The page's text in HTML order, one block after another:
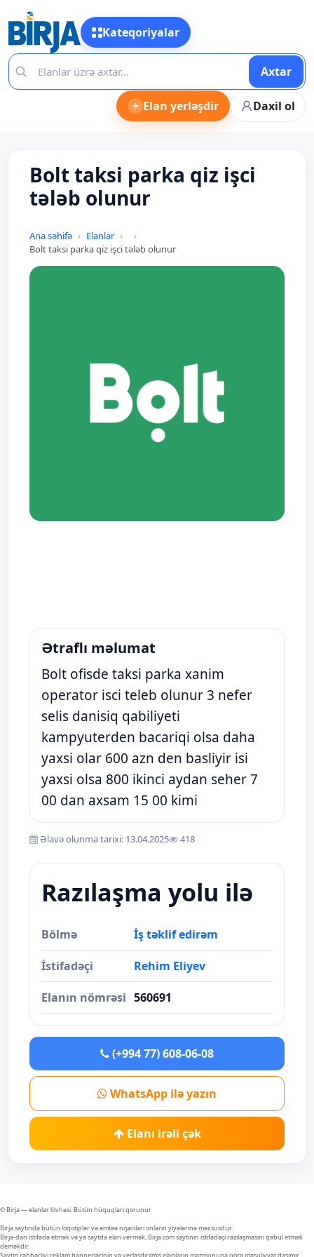
Kateqoriyalar
Axtar
+ Elan yerləşdir Daxil ol
Bolt taksi parka qiz işci
tələb olunur
Ana səhifə
Elanlar
Bolt taksi parka qiz işci tələb olunur
Ətraflı məlumat
Bolt ofisde taksi parka xanim
operator isci teleb olunur 3 nefer
selis danisiq qabiliyeti
kampyuterden bacariqi olsa daha
yaxsi olar 600 azn den basliyir isi
yaxsi olsa 800 ikinci aydan seher 7
00 dan axsam 15 00 kimi
Əlavə olunma tarixi: 13.04.2025 418
Razılaşma yolu ilə
Bölmə İş təklif edirəm
İstifadəçi Rehim Eliyev
Elanın nömrəsi 560691
(+994 77) 608-06-08
WhatsApp ilə yazın
Elanı irəli çək
© Birja — elanlar lövhəsi. Bütün hüquqları qorunur
Birja saytında bütün loqotiplər və əmtəə nişanları onların yiyələrinə məxsusdur.
Birja-dan istifadə etmək və ya saytda elan vermək, Birja.com saytının istifadəçi razılaşmasını qəbul etmək
deməkdir.